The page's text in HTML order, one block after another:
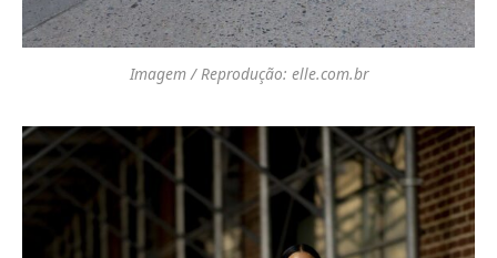
Imagem / Reprodução: elle.com.br